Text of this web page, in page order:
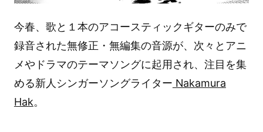
今春、歌と１本のアコースティックギターのみで
録音された無修正・無編集の音源が、次々とアニ
メやドラマのテーマソングに起用され、注目を集
める新人シンガーソングライター Nakamura
Hak。